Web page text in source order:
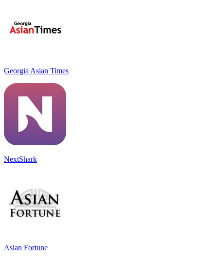
Georgia Asian Times
NextShark
Asian Fortune